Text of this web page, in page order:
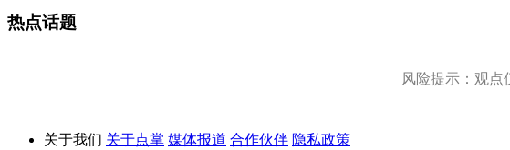
热点话题
风险提示：观点
关于我们 关于点掌 媒体报道 合作伙伴 隐私政策